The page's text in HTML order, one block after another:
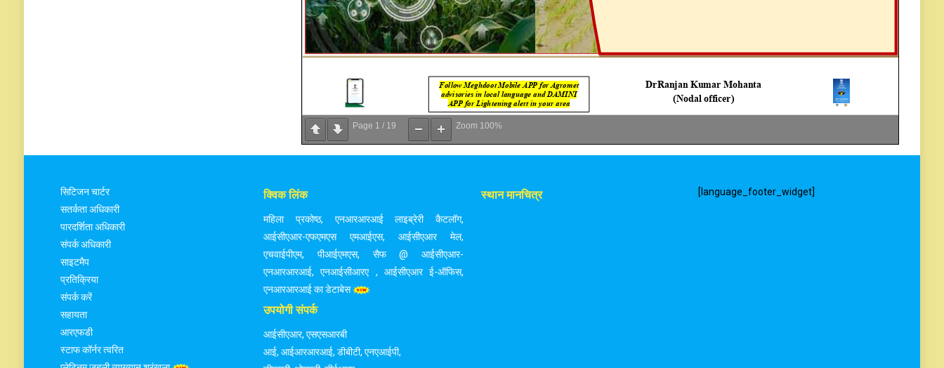
Page 1 / 19 Zoom 100%
सिटिजन चार्टर
सतर्कता अधिकारी
पारदर्शिता अधिकारी
संपर्क अधिकारी
साइटमैप
प्रतिक्रिया
संपर्क करें
सहायता
आरएफडी
स्टाफ कॉर्नर त्वरित
क्विक लिंक
महिला प्रकोष्ठ, एनआरआरआई लाइब्रेरी कैटलॉग,
आईसीएआर-एफएमएस एमआईएस, आईसीएआर मेल,
एचवाईपीएम, पीआईएमएस,
सैफ @ आईसीएआर-
एनआरआरआई, एनआईसीआरए , आईसीएआर ई-ऑफिस,
एनआरआरआई का डेटाबेस
उपयोगी संपर्क
आईसीएआर, एसएसआरबी
आई, आईआरआरआई, डीबीटी, एनएआईपी,
स्थान मानचित्र [language_footer_widget]